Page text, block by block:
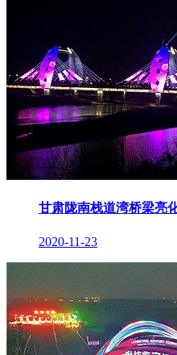
甘肃陇南栈道湾桥梁亮
2020-11-23